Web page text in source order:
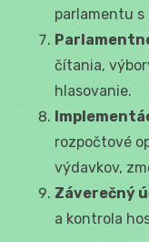
parlamentu
čítania,
hlasovanie.
rozpočtové
výdavkov,
Záverečný
a kontrola